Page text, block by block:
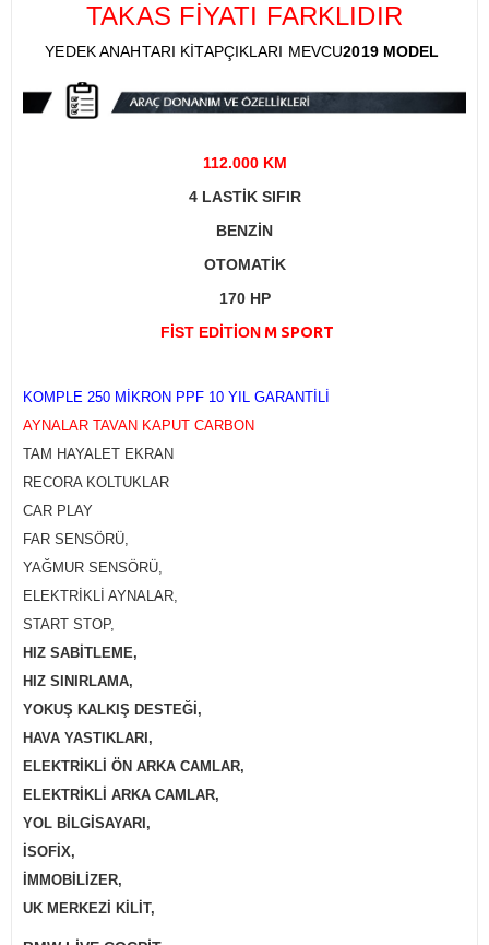
TAKAS FİYATI FARKLIDIR
YEDEK ANAHTARI KİTAPÇIKLARI MEVCU2019MODEL
112.000 KM
4 LASTİK SIFIR
BENZİN
OTOMATİK
170 HP
FİST EDİTİONM SPORT
KOMPLE 250 MİKRON PPF 10 YIL GARANTİLİ
AYNALAR TAVAN KAPUT CARBON
TAM HAYALET EKRAN
RECORA KOLTUKLAR
CAR PLAY
FAR SENSÖRÜ,
YAĞMUR SENSÖRÜ,
ELEKTRİKLİ AYNALAR,
START STOP,
HIZ SABİTLEME,
HIZ SINIRLAMA,
YOKUŞ KALKIŞ DESTEĞİ,
HAVA YASTIKLARI,
ELEKTRİKLİ ÖN ARKA CAMLAR,
ELEKTRİKLİ ARKA CAMLAR,
YOL BİLGİSAYARI,
İSOFİX,
İMMOBİLİZER,
UK MERKEZİ KİLİT,